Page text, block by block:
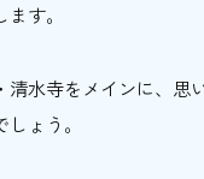
ステージスタジオ」
路市】姫路城散策&グル
す。
清水寺をメインに、思
ょう。